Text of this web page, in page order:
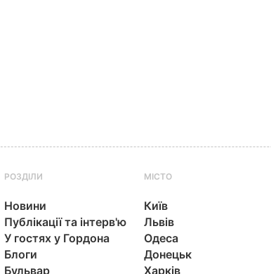
РОЗДІЛИ
Новини
Публікації та інтерв'ю
У гостях у Гордона
Блоги
Бульвар
МІСТО
Київ
Львів
Одеса
Донецьк
Харків